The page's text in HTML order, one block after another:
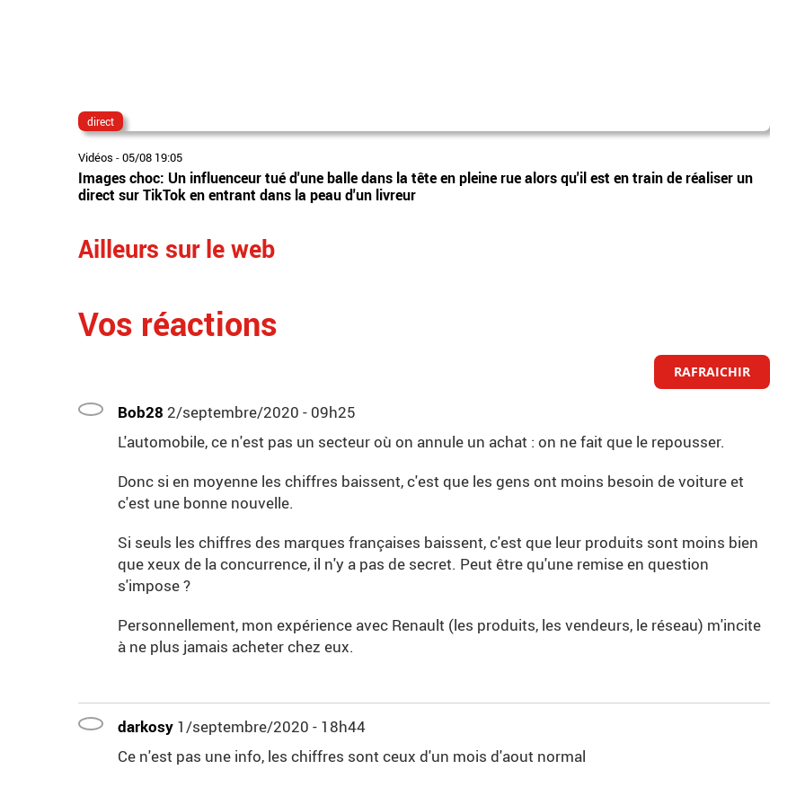
direct
Vidéos -05/08 19:05
Images choc: Un influenceur tué d'une balle dans la tête en pleine rue alors qu'il est en train de réaliser un
direct sur TikTok en entrant dans la peau d'un livreur
Ailleurs sur le web
Vos réactions
RAFRAICHIR
Bob28 2/septembre/2020 - 09h25
L'automobile, ce n'est pas un secteur où on annule un achat : on ne fait que le repousser.
Donc si en moyenne les chiffres baissent, c'est que les gens ont moins besoin de voiture et
c'est une bonne nouvelle.
Si seuls les chiffres des marques françaises baissent, c'est que leur produits sont moins bien
que xeux de la concurrence, il n'y a pas de secret. Peut être qu'une remise en question
s'impose ?
Personnellement, mon expérience avec Renault (les produits, les vendeurs, le réseau) m'incite
à ne plus jamais acheter chez eux.
darkosy 1/septembre/2020 - 18h44
Ce n'est pas une info, les chiffres sont ceux d'un mois d'aout normal